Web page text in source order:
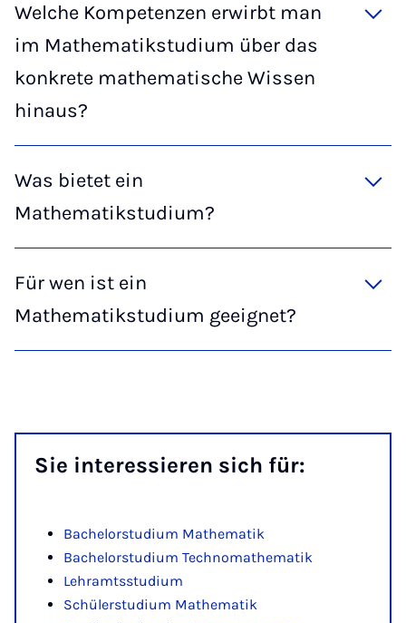
Welche Kompetenzen erwirbt man
im Mathematikstudium über das
konkrete mathematische Wissen
hinaus?
Was bietet ein
Mathematikstudium?
Für wen ist ein
Mathematikstudium geeignet?
Sie in­ter­es­sie­ren sich für:
Ba­che­lor­stu­di­um Ma­the­ma­tik
Ba­che­lor­stu­di­um Technoma­the­ma­tik
Lehramtsstudium
Schülerstudium Mathematik